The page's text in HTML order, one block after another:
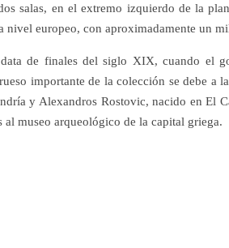
salas, en el extremo izquierdo de la
nivel europeo, con aproximadamente un
de finales del siglo XIX, cuando el
importante de la colección se debe a
y Alexandros Rostovic, nacido en El
al museo arqueológico de la capital griega.